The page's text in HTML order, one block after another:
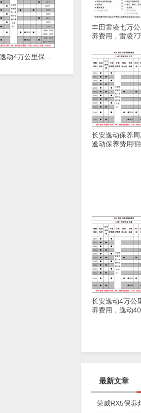
丰田雷凌七万
养费用，雷凌7
长安逸动保养周
逸动保养费用
长安逸动4万公
养费用，逸动
最新文章